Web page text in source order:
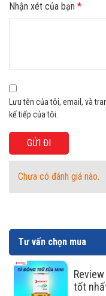
Dàn lạnh làm bằng
nhanh tốc độ làm
còn tiết kiệm chi phí
phải chăng.
Nhận xét của bạn *
Lưu tên của tôi, email, và
kế tiếp của tôi.
Chưa có đánh giá nào.
Tư vấn chọn mua
tốt